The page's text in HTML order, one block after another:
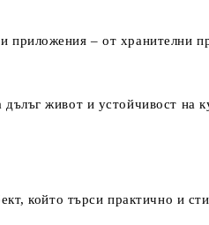
приложения – от хранителни
дълъг живот и устойчивост на
който търси практично и